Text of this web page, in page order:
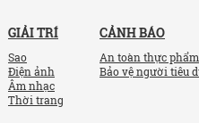
GIẢI TRÍ
Sao
Điện ảnh
Âm nhạc
Thời trang
CẢNH BÁO
An toàn thực phẩm
Bảo vệ người tiêu